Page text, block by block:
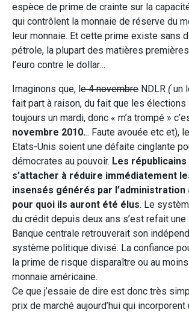
espèce de prime de crainte sur la
qui contrôlent la monnaie de réserve du
leur monnaie. Et cette prime existe sans
pétrole, la plupart des matières
l’euro contre le dollar…
Imaginons que, le 4 novembre NDLR (un
fait part à raison, du fait que les élections
toujours un mardi, donc « m’a trompé »
novembre 2010... Faute avouée etc et),
Etats-Unis soient une défaite cinglante
démocrates au pouvoir. Les
s’attacher à réduire immédiatement
insensés générés par l’administration
pour quoi ils auront été élus. Le
du crédit depuis deux ans s’est refait
Banque centrale retrouverait son
système politique divisé. La confiance
la prime de risque disparaître ou au
monnaie américaine.
Ce que j’essaie de dire est donc très
prix de marché aujourd’hui qui